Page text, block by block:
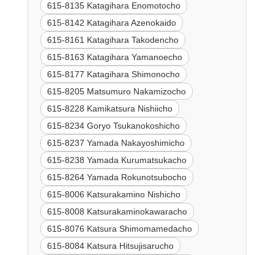
615-8135 Katagihara Enomotocho
615-8142 Katagihara Azenokaido
615-8161 Katagihara Takodencho
615-8163 Katagihara Yamanoecho
615-8177 Katagihara Shimonocho
615-8205 Matsumuro Nakamizocho
615-8228 Kamikatsura Nishiicho
615-8234 Goryo Tsukanokoshicho
615-8237 Yamada Nakayoshimicho
615-8238 Yamada Kurumatsukacho
615-8264 Yamada Rokunotsubocho
615-8006 Katsurakamino Nishicho
615-8008 Katsurakaminokawaracho
615-8076 Katsura Shimomamedacho
615-8084 Katsura Hitsujisarucho